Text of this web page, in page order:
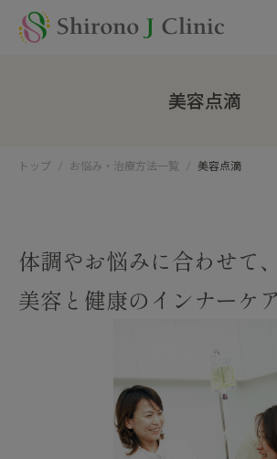
美容点滴
トップ お悩み・治療方法一覧 美容点滴
体調やお悩みに合わせて、
美容と健康のインナーケ